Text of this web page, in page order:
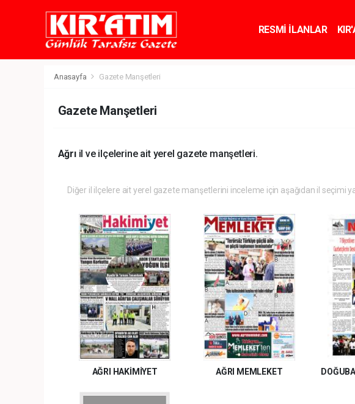
RESMİ İLANLAR
Anasayfa Gazete Manşetleri
Gazete Manşetleri
Ağrıil ve ilçelerine ait yerel gazete manşetleri.
Diğer il ilçelere ait yerel gazete manşetlerini inceleme için aşağıdan il seçimi
AĞRI HAKİMİYET AĞRI MEMLEKET